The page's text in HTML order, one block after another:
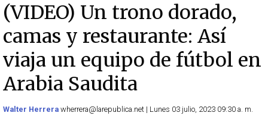
(VIDEO) Un trono dorado,
camas y restaurante: Así
viaja un equipo de fútbol en
Arabia Saudita
Walter Herrera wherrera@larepublica.net | Lunes 03 julio, 2023 09:30 a. m.